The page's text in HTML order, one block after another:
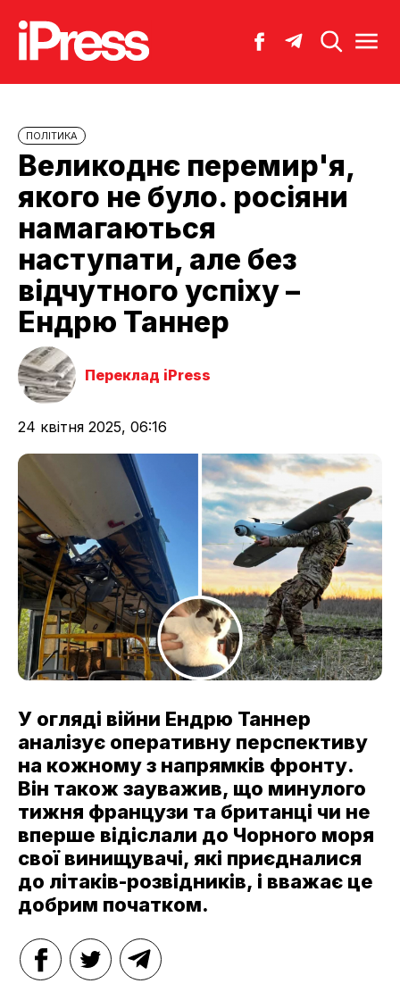
ПОЛІТИКА
Великоднє перемир'я,
якого не було. росіяни
намагаються
наступати, але без
відчутного успіху –
Ендрю Таннер
Переклад iPress
24 квітня 2025, 06:16
У огляді війни Ендрю Таннер
аналізує оперативну перспективу
на кожному з напрямків фронту.
Він також зауважив, що минулого
тижня французи та британці чи не
вперше відіслали до Чорного моря
свої винищувачі, які приєдналися
до літаків-розвідників, і вважає це
добрим початком.